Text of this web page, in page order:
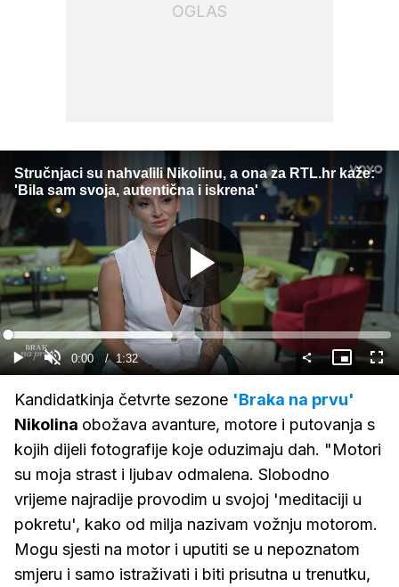
OGLAS
Stručnjaci su nahvalili Nikolinu, a ona za RTL.hr kaže:
'Bila sam svoja, autentična i iskrena'
Gledaj
GledajUpali
zvuk
Current
Time
0:00 / Duration
1:32
Loaded:
43.08%
Slika
u
Kandidatkinja četvrte sezone 'Braka na prvu'
Nikolina obožava avanture, motore i putovanja s
kojih dijeli fotografije koje oduzimaju dah. "Motori
su moja strast i ljubav odmalena. Slobodno
vrijeme najradije provodim u svojoj 'meditaciji u
pokretu', kako od milja nazivam vožnju motorom.
Mogu sjesti na motor i uputiti se u nepoznatom
smjeru i samo istraživati i biti prisutna u trenutku,